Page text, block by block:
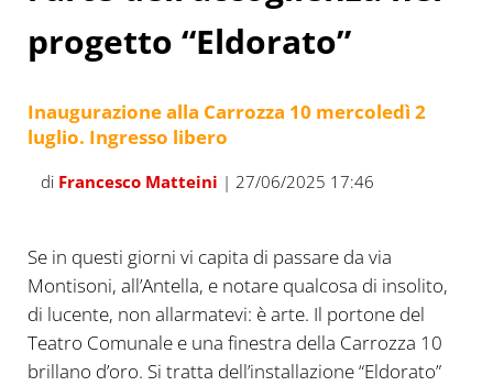
progetto “Eldorato”
Inaugurazione alla Carrozza 10 mercoledì 2
luglio. Ingresso libero
di Francesco Matteini | 27/06/2025 17:46
Se in questi giorni vi capita di passare da via
Montisoni, all’Antella, e notare qualcosa di insolito,
di lucente, non allarmatevi: è arte. Il portone del
Teatro Comunale e una finestra della Carrozza 10
brillano d’oro. Si tratta dell’installazione “Eldorato”